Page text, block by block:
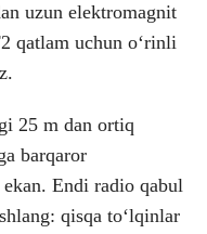
uzun elektromagnit
qatlam uchun oʻrinli
25 m dan ortiq
barqaror
Endi radio qabul
qisqa toʻlqinlar